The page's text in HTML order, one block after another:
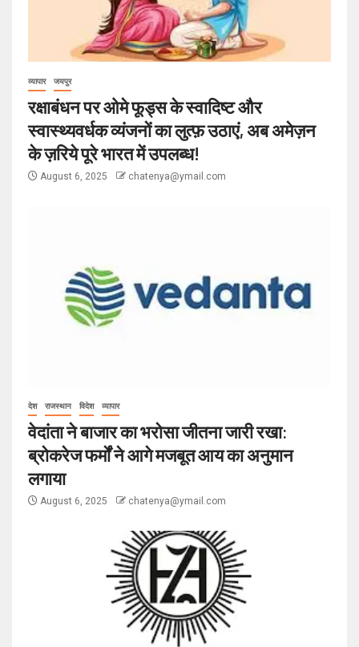
व्यापार जयपुर
रक्षाबंधन पर ओमे फूड्स के स्वादिष्ट और
स्वास्थ्यवर्धक व्यंजनों का लुत्फ़ उठाएं, अब अमेज़न
के ज़रिये पूरे भारत में उपलब्ध!
August 6, 2025 chatenya@ymail.com
देश राजस्थान विदेश व्यापार
वेदांता ने बाजार का भरोसा जीतना जारी रखा:
ब्रोकरेज फर्मों ने आगे मजबूत आय का अनुमान
लगाया
August 6, 2025 chatenya@ymail.com